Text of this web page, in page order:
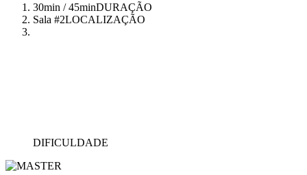
30min / 45minDURAÇÃO
Sala #2LOCALIZAÇÃO
DIFICULDADE